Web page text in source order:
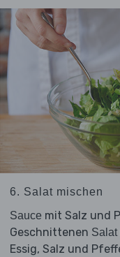
6. Salat mischen
Sauce mit Salz und
Geschnittenen Salat
Essig, Salz und